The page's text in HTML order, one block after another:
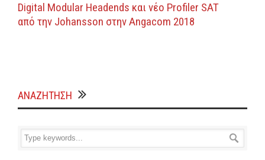
Digital Modular Headends και νέο Profiler SAT
από την Johansson στην Angacom 2018
ΑΝΑΖΗΤΗΣΗ